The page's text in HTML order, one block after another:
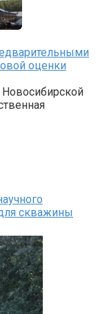
оценки
определяют участок для скважины